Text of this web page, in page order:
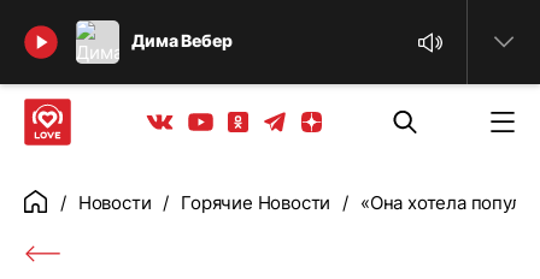
Дима Вебер
Найти
Вконтакте
YoutubeОдноклассники
ТелеграмЯндекс дзен
ГлавнаяНовости Горячие Новости «Она хотела